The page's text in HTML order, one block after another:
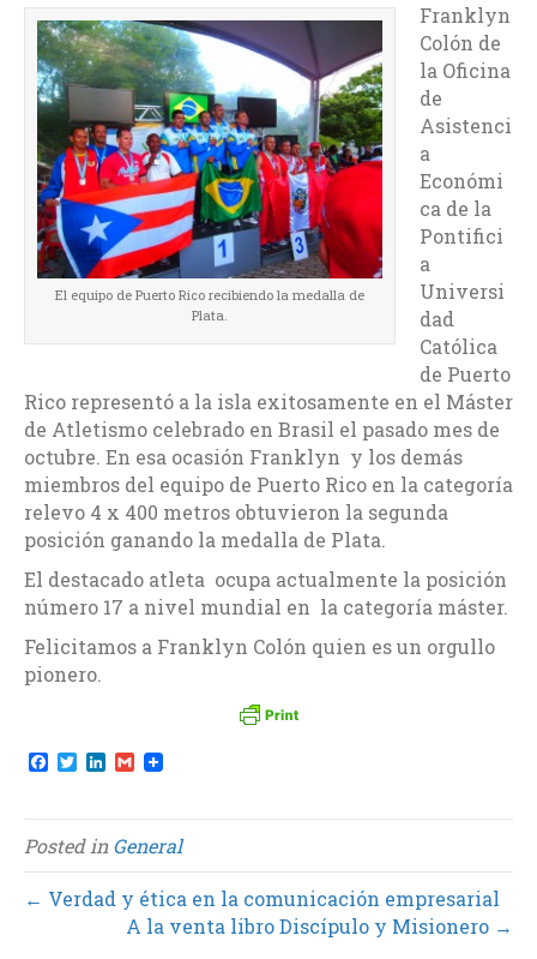
El equipo de Puerto Rico recibiendo la medalla de
Plata.
Franklyn
Colón de
la Oficina
de
Asistenci
a
Económi
ca de la
Pontifici
a
Universi
dad
Católica
de Puerto
Rico representó a la isla exitosamente en el Máster
de Atletismo celebrado en Brasil el pasado mes de
octubre. En esa ocasión Franklyn y los demás
miembros del equipo de Puerto Rico en la categoría
relevo 4 x 400 metros obtuvieron la segunda
posición ganando la medalla de Plata.
El destacado atleta ocupa actualmente la posición
número 17 a nivel mundial en la categoría máster.
Felicitamos a Franklyn Colón quien es un orgullo
pionero.
F
e
b
o
o
k
T
t
t
e
r
L
k
e
d
I
n
G
i
l
Posted inGeneral
← Verdad y ética en la comunicación empresarial
A la venta libro Discípulo y Misionero →